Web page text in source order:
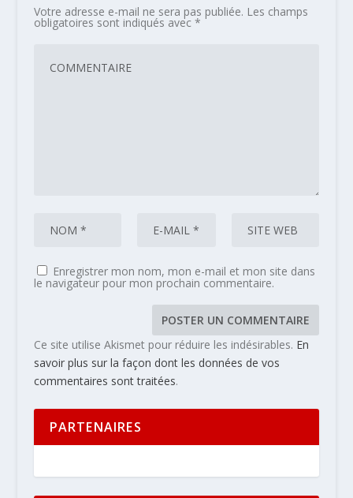
Votre adresse e-mail ne sera pas publiée. Les champs
obligatoires sont indiqués avec *
Enregistrer mon nom, mon e-mail et mon site dans
le navigateur pour mon prochain commentaire.
Ce site utilise Akismet pour réduire les indésirables. En
savoir plus sur la façon dont les données de vos
commentaires sont traitées.
PARTENAIRES